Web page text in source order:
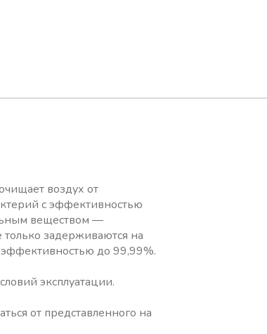
воздух от
с эффективностью
веществом —
задерживаются на
до 99,99%.
эксплуатации.
от представленного на